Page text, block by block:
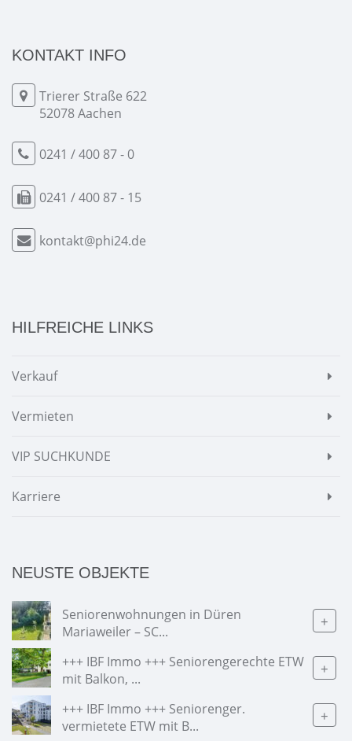
KONTAKT INFO
Trierer Straße 622
52078 Aachen
0241 / 400 87 - 0
0241 / 400 87 - 15
kontakt@phi24.de
HILFREICHE LINKS
Verkauf
Vermieten
VIP SUCHKUNDE
Karriere
NEUSTE OBJEKTE
Seniorenwohnungen in Düren
Mariaweiler – SC...
+
+++ IBF Immo +++ Seniorengerechte ETW
mit Balkon, ...
+
+++ IBF Immo +++ Seniorenger.
vermietete ETW mit B...
+